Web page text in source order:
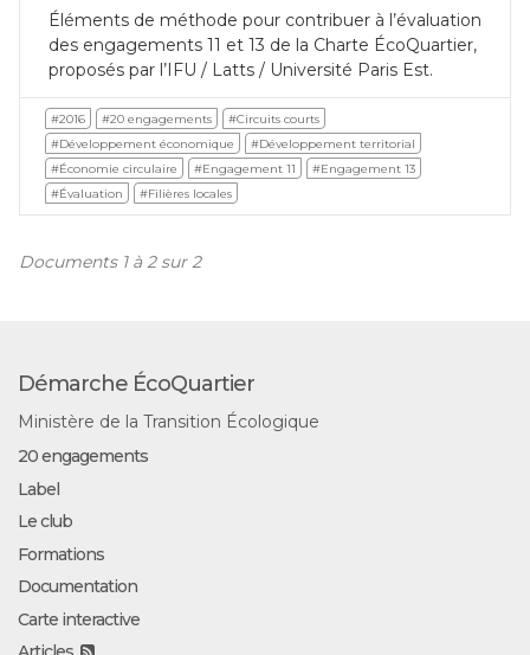
Éléments de méthode pour contribuer à l’évaluation
des engagements 11 et 13 de la Charte ÉcoQuartier,
proposés par l’IFU / Latts / Université Paris Est.
#2016 #20 engagements
#Circuits courts
#Développement économique
#Développement territorial
#Économie circulaire
#Engagement 11
#Engagement 13
#Évaluation
#Filières locales
Documents 1 à 2 sur 2
Démarche ÉcoQuartier
Ministère de la Transition Écologique
20 engagements
Label
Le club
Formations
Documentation
Carte interactive